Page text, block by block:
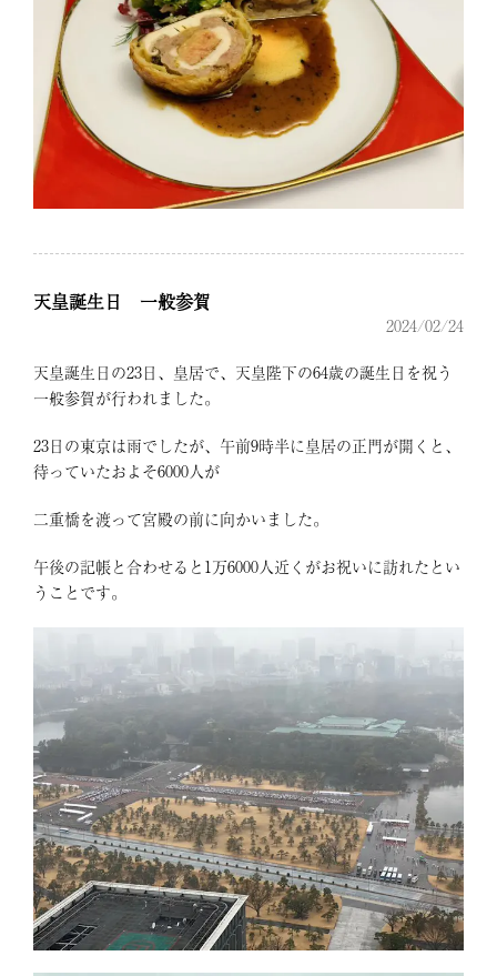
天皇誕生日 一般参賀
2024/02/24
天皇誕生日の23日、皇居で、天皇陛下の64歳の誕生日を祝う
一般参賀が行われました。
23日の東京は雨でしたが、午前9時半に皇居の正門が開くと、
待っていたおよそ6000人が
二重橋を渡って宮殿の前に向かいました。
午後の記帳と合わせると1万6000人近くがお祝いに訪れたとい
うことです。